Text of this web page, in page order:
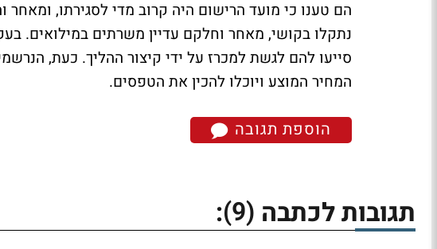
הם טענו כי מועד הרישום היה קרוב מדי לסגירתו,
נתקלו בקושי, מאחר וחלקם עדיין משרתים במילואים.
סייעו להם לגשת למכרז על ידי קיצור ההליך. כעת,
המחיר המוצע ויוכלו להכין את הטפסים.
הוספת תגובה
תגובות לכתבה (9)
: